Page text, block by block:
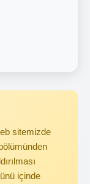
sitemizde
içinde